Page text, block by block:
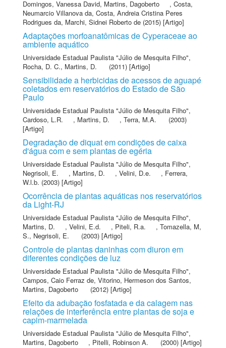
Domingos, Vanessa David, Martins, Dagoberto , Costa,
Neumarcio Villanova da, Costa, Andreia Cristina Peres
Rodrigues da, Marchi, Sidnei Roberto de (2015) [Artigo]
Adaptações morfoanatômicas de Cyperaceae ao
ambiente aquático
Universidade Estadual Paulista "Júlio de Mesquita Filho",
Rocha, D. C., Martins, D. (2011) [Artigo]
Sensibilidade a herbicidas de acessos de aguapé
coletados em reservatórios do Estado de São
Paulo
Universidade Estadual Paulista "Júlio de Mesquita Filho",
Cardoso, L.R.
, Martins, D. , Terra, M.A.
(2003)
[Artigo]
Degradação de diquat em condições de caixa
d'água com e sem plantas de egéria
Universidade Estadual Paulista "Júlio de Mesquita Filho",
Negrisoli, E.
, Martins, D. , Velini, D.e. , Ferrera,
W.l.b. (2003) [Artigo]
Ocorrência de plantas aquáticas nos reservatórios
da Light-RJ
Universidade Estadual Paulista "Júlio de Mesquita Filho",
Martins, D.
, Velini, E.d. , Piteli, R.a. , Tomazella, M,
S., Negrisoli, E. (2003) [Artigo]
Controle de plantas daninhas com diuron em
diferentes condições de luz
Universidade Estadual Paulista "Júlio de Mesquita Filho",
Campos, Caio Ferraz de, Vitorino, Hermeson dos Santos,
Martins, Dagoberto
(2012) [Artigo]
Efeito da adubação fosfatada e da calagem nas
relações de interferência entre plantas de soja e
capim-marmelada
Universidade Estadual Paulista "Júlio de Mesquita Filho",
Martins, Dagoberto
, Pitelli, Robinson A. (2000) [Artigo]